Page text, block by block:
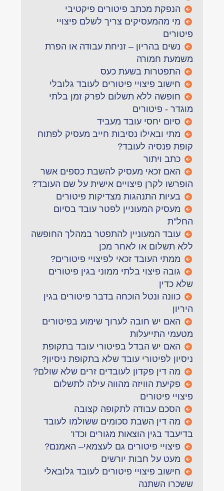
הנפקת מכתב פיטורים פיקטיבי
מי מהמעסיקים צריך לשלם פיצויי
פיטורים
נשים בהריון – זניחת עבודה או הפרת
משמעת חמורה
התפטרות בשעת כעס
חישוב פיצויי פיטורים לעובד גלובלי
חופשה ללא תשלום לפרק זמן בלתי
מוגדר - פיטורים
סיום יחסי עובד מעביד
מתי ובאילו נסיבות חייב מעסיק לפתוח
קופת פנסיה לעובד?
כתב ויתור
האם זכאי מעסיק להשבת כספים אשר
הופרשו לקרן פיצויים אישית על שם העובד?
בעיות התנהגות מצדיקות פיטורים
מעסיק המעוניין לפטר עובד בסיום
החל''ת
עובד המעוניין להתפטר במהלך החופשה
ללא תשלום או לאחר מכן
ממתי העובד זכאי לפיצויי פיטורים?
גובה פיצוי בלתי ממוני בגין פיטורים
שלא כדין
כוונה ונטל הוכחה בדבר פיטורים בגין
היריון
האם יש חובה לערוך שימוע בפיטורים
מטעמי התייעלות
האם יש הבדל בפיטורי עובד בתקופת
ניסיון לפיטורי עובד שלא בתקופת ניסיון?
מה דין פקדון לעובדים זרים שלא שולם?
פקיעת הוויזה מהווה עילה לתשלום
פיצויי פיטורים
הסכם עבודה לתקופה קצובה
מה דין השבת סכומים ששולמו לעובד
בדיעבד בגין הוצאות מגורים וכדו'
פיצויי פיטורים גם לעצמאי– האמנם?
מעט על חבות יורשים
חישוב פיצויי פיטורים לעובד גלובאלי
ששכרו השתנה